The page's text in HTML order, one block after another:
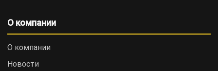
О компании
О компании
Новости